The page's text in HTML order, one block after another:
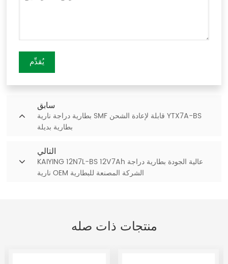
يُقدِّم
سابق
بطارية دراجة نارية SMF قابلة لإعادة الشحن YTX7A-BS
بطارية بديلة
التالي
KAIYING 12N7L-BS 12V7Ah عالية الجودة بطارية دراجة
نارية OEM الشركة المصنعة للبطارية
منتجات ذات صله